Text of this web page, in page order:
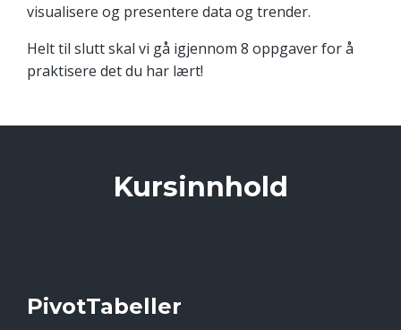
visualisere og presentere data og trender.
Helt til slutt skal vi gå igjennom 8 oppgaver for å
praktisere det du har lært!
Kursinnhold
PivotTabeller